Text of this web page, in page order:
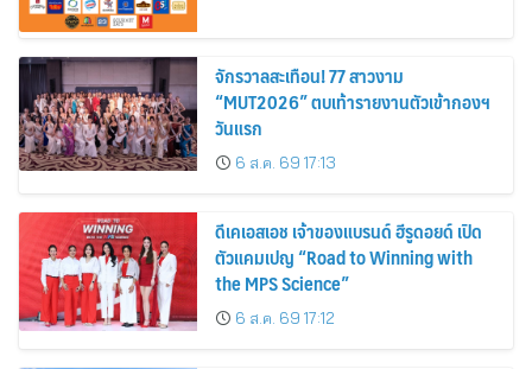
จักรวาลสะเทือน! 77 สาวงาม
“MUT2026” ตบเท้ารายงานตัวเข้ากองฯ
วันแรก
6 ส.ค. 69 17:13
ดีเคเอสเอช เจ้าของแบรนด์ ฮีรูดอยด์ เปิด
ตัวแคมเปญ “Road to Winning with
the MPS Science”
6 ส.ค. 69 17:12